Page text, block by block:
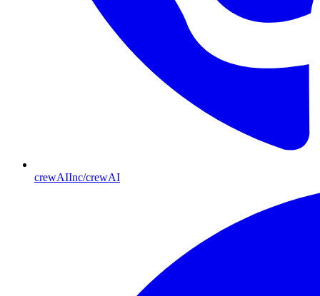
crewAIInc/crewAI